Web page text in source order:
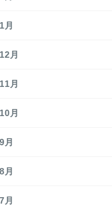
月
月
月
月
月
月
月